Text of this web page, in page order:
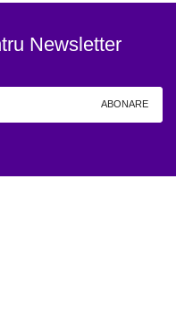
Newsletter